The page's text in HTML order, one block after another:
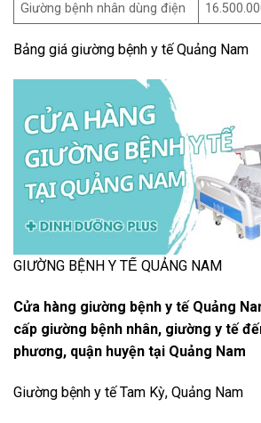
Giường bệnh nhân dùng điện
Bảng giá giường bệnh y tế Quảng Nam
GIƯỜNG BỆNH Y TẾ QUẢNG NAM
Cửa hàng giường bệnh y tế Quảng
cấp giường bệnh nhân, giường y tế
phương, quận huyện tại Quảng Nam
Giường bệnh y tế Tam Kỳ, Quảng Nam